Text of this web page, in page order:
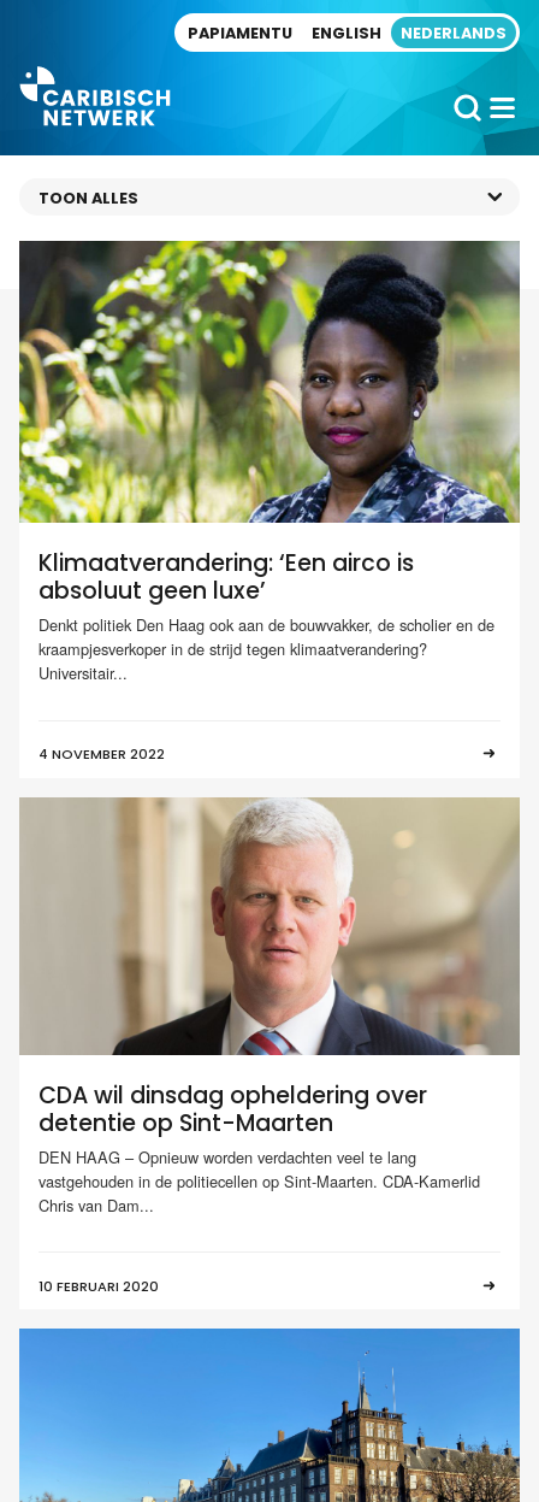
PAPIAMENTU ENGLISH NEDERLANDS
Klimaatverandering: ‘Een airco is
absoluut geen luxe’
Denkt politiek Den Haag ook aan de bouwvakker, de scholier en de
kraampjesverkoper in de strijd tegen klimaatverandering?
Universitair...
4 NOVEMBER 2022
CDA wil dinsdag opheldering over
detentie op Sint-Maarten
DEN HAAG – Opnieuw worden verdachten veel te lang
vastgehouden in de politiecellen op Sint-Maarten. CDA-Kamerlid
Chris van Dam...
10 FEBRUARI 2020